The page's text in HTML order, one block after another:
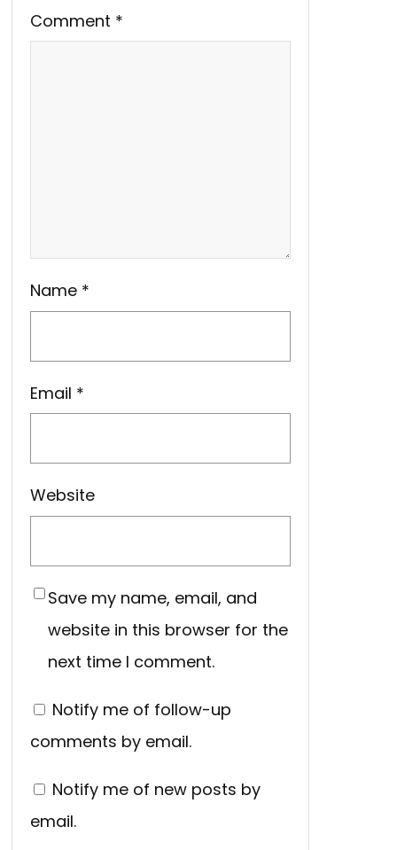
Comment *
Name *
Email *
Website
Save my name, email, and
website in this browser for the
next time I comment.
Notify me of follow-up
comments by email.
Notify me of new posts by
email.